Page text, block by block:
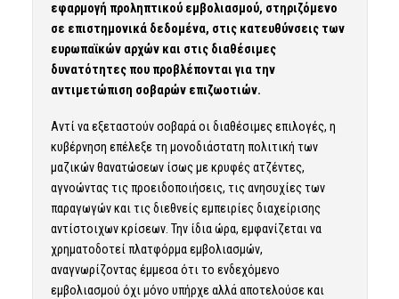
εφαρμογή προληπτικού εμβολιασμού, στηριζόμενο
σε επιστημονικά δεδομένα, στις κατευθύνσεις των
ευρωπαϊκών αρχών και στις διαθέσιμες
δυνατότητες που προβλέπονται για την
αντιμετώπιση σοβαρών επιζωοτιών.
Αντί να εξεταστούν σοβαρά οι διαθέσιμες επιλογές, η
κυβέρνηση επέλεξε τη μονοδιάστατη πολιτική των
μαζικών θανατώσεων ίσως με κρυφές ατζέντες,
αγνοώντας τις προειδοποιήσεις, τις ανησυχίες των
παραγωγών και τις διεθνείς εμπειρίες διαχείρισης
αντίστοιχων κρίσεων. Την ίδια ώρα, εμφανίζεται να
χρηματοδοτεί πλατφόρμα εμβολιασμών,
αναγνωρίζοντας έμμεσα ότι το ενδεχόμενο
εμβολιασμού όχι μόνο υπήρχε αλλά αποτελούσε και